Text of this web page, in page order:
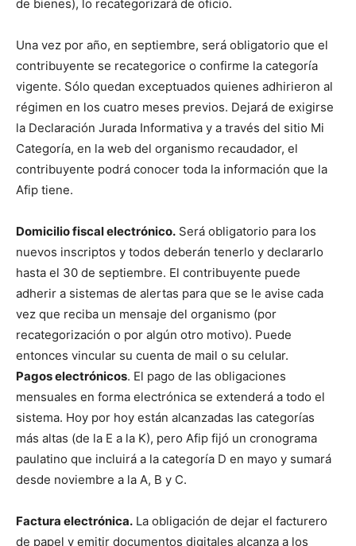
de bienes), lo recategorizará de oficio.
Una vez por año, en septiembre, será obligatorio que el
contribuyente se recategorice o confirme la categoría
vigente. Sólo quedan exceptuados quienes adhirieron al
régimen en los cuatro meses previos. Dejará de exigirse
la Declaración Jurada Informativa y a través del sitio Mi
Categoría, en la web del organismo recaudador, el
contribuyente podrá conocer toda la información que la
Afip tiene.
Domicilio fiscal electrónico. Será obligatorio para los
nuevos inscriptos y todos deberán tenerlo y declararlo
hasta el 30 de septiembre. El contribuyente puede
adherir a sistemas de alertas para que se le avise cada
vez que reciba un mensaje del organismo (por
recategorización o por algún otro motivo). Puede
entonces vincular su cuenta de mail o su celular.
Pagos electrónicos. El pago de las obligaciones
mensuales en forma electrónica se extenderá a todo el
sistema. Hoy por hoy están alcanzadas las categorías
más altas (de la E a la K), pero Afip fijó un cronograma
paulatino que incluirá a la categoría D en mayo y sumará
desde noviembre a la A, B y C.
Factura electrónica. La obligación de dejar el facturero
de papel y emitir documentos digitales alcanza a los